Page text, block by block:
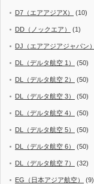
D7（エアアジアX） (10)
DD（ノックエア） (1)
DJ（エアアジアジャパン）
DL（デルタ航空 1） (50)
DL（デルタ航空 2） (50)
DL（デルタ航空 3） (50)
DL（デルタ航空 4） (50)
DL（デルタ航空 5） (50)
DL（デルタ航空 6） (50)
DL（デルタ航空 7） (32)
EG（日本アジア航空） (9)